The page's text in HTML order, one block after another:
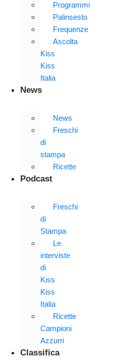
Programmi
Palinsesto
Frequenze
Ascolta
Kiss
Kiss
Italia
News
News
Freschi
di
stampa
Ricette
Podcast
Freschi
di
Stampa
Le
interviste
di
Kiss
Kiss
Italia
Ricette
Campioni
Azzurri
Classifica